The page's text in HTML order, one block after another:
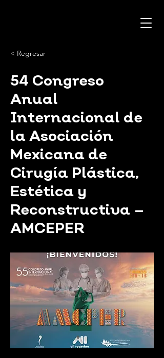
< Regresar
54 Congreso
Anual
Internacional de
la Asociación
Mexicana de
Cirugía Plástica,
Estética y
Reconstructiva –
AMCEPER